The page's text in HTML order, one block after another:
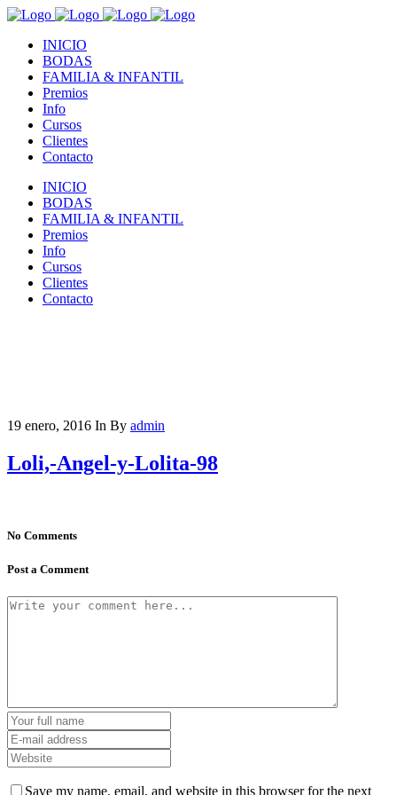
INICIO
BODAS
FAMILIA & INFANTIL
Premios
Info
Cursos
Clientes
Contacto
INICIO
BODAS
FAMILIA & INFANTIL
Premios
Info
Cursos
Clientes
Contacto
19 enero, 2016 In By admin
Loli,-Angel-y-Lolita-98
No Comments
Post a Comment
Save my name, email, and website in this browser for the next